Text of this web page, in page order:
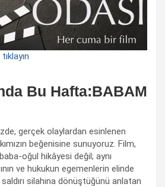
Bu Hafta:BABAM
gerçek olaylardan esinlenen
beğenisine sunuyoruz. Film,
oğul hikâyesi değil; aynı
ve hukukun egemenlerin elinde
silahına dönüştüğünü anlatan